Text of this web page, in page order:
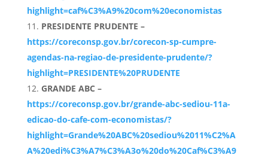
highlight=caf%C3%A9%20com%20economistas
PRESIDENTE PRUDENTE –
https://coreconsp.gov.br/corecon-sp-cumpre-
agendas-na-regiao-de-presidente-prudente/?
highlight=PRESIDENTE%20PRUDENTE
GRANDE ABC –
https://coreconsp.gov.br/grande-abc-sediou-11a-
edicao-do-cafe-com-economistas/?
highlight=Grande%20ABC%20sediou%2011%C2%A
A%20edi%C3%A7%C3%A3o%20do%20Caf%C3%A9